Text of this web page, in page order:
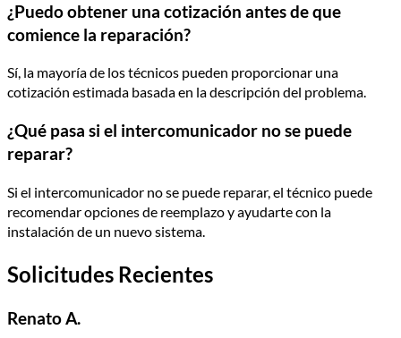
¿Puedo obtener una cotización antes de que
comience la reparación?
Sí, la mayoría de los técnicos pueden proporcionar una
cotización estimada basada en la descripción del problema.
¿Qué pasa si el intercomunicador no se puede
reparar?
Si el intercomunicador no se puede reparar, el técnico puede
recomendar opciones de reemplazo y ayudarte con la
instalación de un nuevo sistema.
Solicitudes Recientes
Renato A.